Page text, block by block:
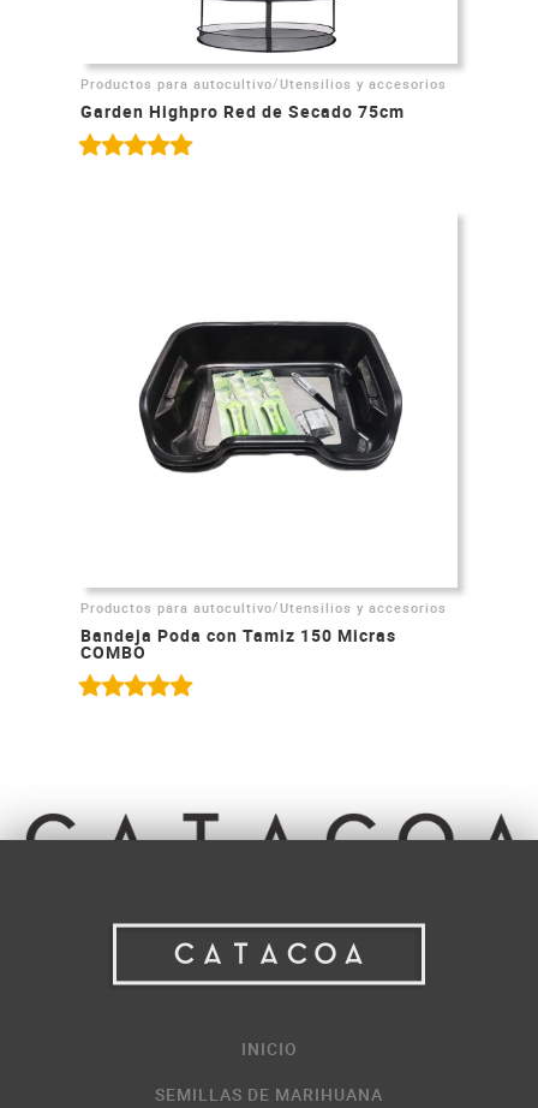
Productos para autocultivo/Utensilios y accesorios
Garden Highpro Red de Secado 75cm
Productos para autocultivo/Utensilios y accesorios
Bandeja Poda con Tamiz 150 Micras
COMBO
INICIO
SEMILLAS DE MARIHUANA